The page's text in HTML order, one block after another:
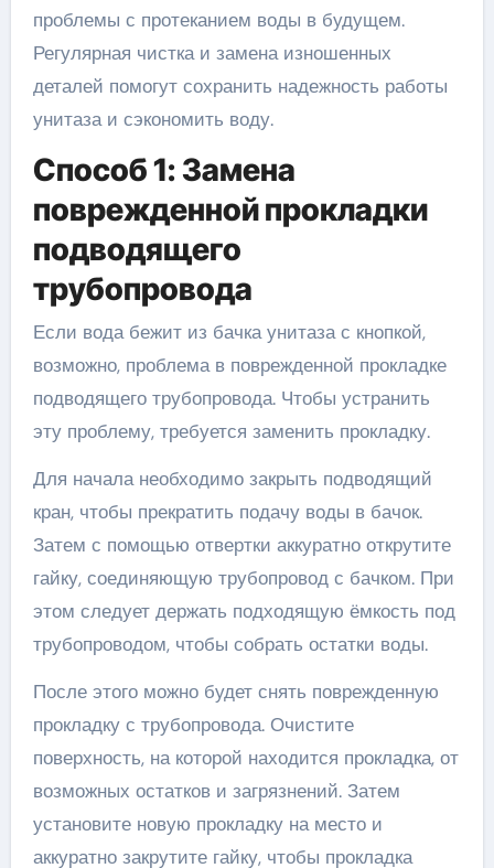
проблемы с протеканием воды в будущем.
Регулярная чистка и замена изношенных
деталей помогут сохранить надежность работы
унитаза и сэкономить воду.
Способ 1: Замена
поврежденной прокладки
подводящего
трубопровода
Если вода бежит из бачка унитаза с кнопкой,
возможно, проблема в поврежденной прокладке
подводящего трубопровода. Чтобы устранить
эту проблему, требуется заменить прокладку.
Для начала необходимо закрыть подводящий
кран, чтобы прекратить подачу воды в бачок.
Затем с помощью отвертки аккуратно открутите
гайку, соединяющую трубопровод с бачком. При
этом следует держать подходящую ёмкость под
трубопроводом, чтобы собрать остатки воды.
После этого можно будет снять поврежденную
прокладку с трубопровода. Очистите
поверхность, на которой находится прокладка, от
возможных остатков и загрязнений. Затем
установите новую прокладку на место и
аккуратно закрутите гайку, чтобы прокладка